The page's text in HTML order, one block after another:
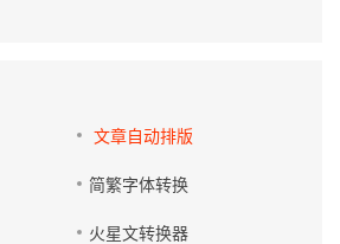
文章自动排版
简繁字体转换
火星文转换器